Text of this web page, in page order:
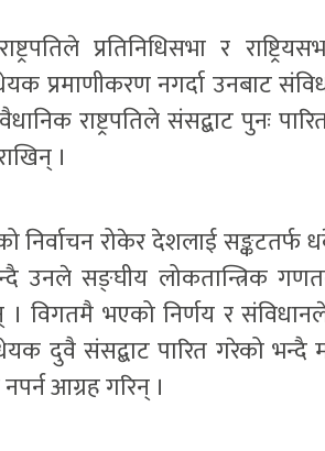
प्रतिनिधिसभा र
प्रमाणीकरण नगर्दा उनबाट
राष्ट्रपतिले संसद्बाट पुनः
।
निर्वाचन रोकेर देशलाई सङ्कटतर्फ
उनले सङ्घीय लोकतान्त्रिक
विगतमै भएको निर्णय र
दुवै संसद्बाट पारित गरेको भन्दै
आग्रह गरिन् ।